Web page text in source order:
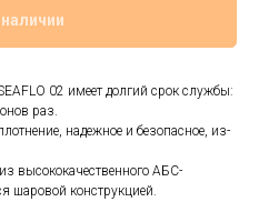
02 имеет долгий срок службы:
раз.
надежное и безопасное, из-
высококачественного АБС-
шаровой конструкцией.